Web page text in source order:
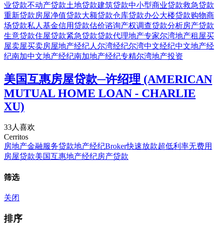
业贷款不动产贷款土地贷款建筑贷款中小型商业贷款救急贷款
重新贷款房屋净值贷款大额贷款仓库贷款办公大楼贷款购物商
场贷款私人基金信用贷款估价谘询产权调查贷款分析房产贷款
生意贷款住屋贷款紧急贷款贷款代理地产专家尔湾地产租屋买
屋卖屋买卖房屋地产经纪人 尔湾经纪尔湾中文经纪中文地产经
纪南加中文地产经纪南加地产经纪专精尔湾地产投资
美国互惠房屋贷款─许绍理 (AMERICAN
MUTUAL HOME LOAN - CHARLIE
XU)
33人喜欢
Cerritos
房地产金融服务贷款地产经纪Broker快速放款超低利率无费用
房屋贷款美国互惠地产经纪房产贷款
筛选
关闭
排序